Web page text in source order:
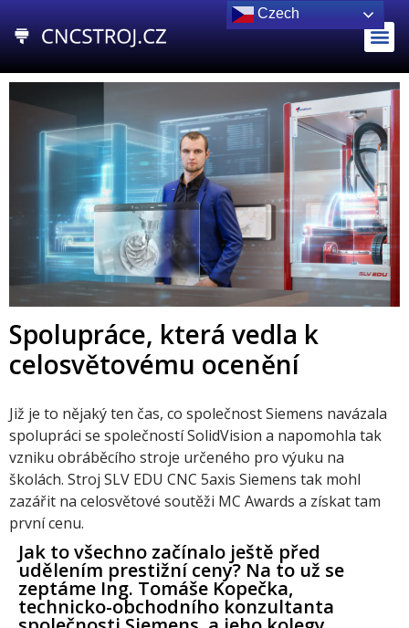
Spolupráce, která vedla k
celosvětovému ocenění
Již je to nějaký ten čas, co společnost Siemens navázala
spolupráci se společností SolidVision a napomohla tak
vzniku obráběcího stroje určeného pro výuku na
školách. Stroj SLV EDU CNC 5axis Siemens tak mohl
zazářit na celosvětové soutěži MC Awards a získat tam
první cenu.
Jak to všechno začínalo ještě před
udělením prestižní ceny? Na to už se
zeptáme Ing. Tomáše Kopečka,
technicko-obchodního konzultanta
Czech